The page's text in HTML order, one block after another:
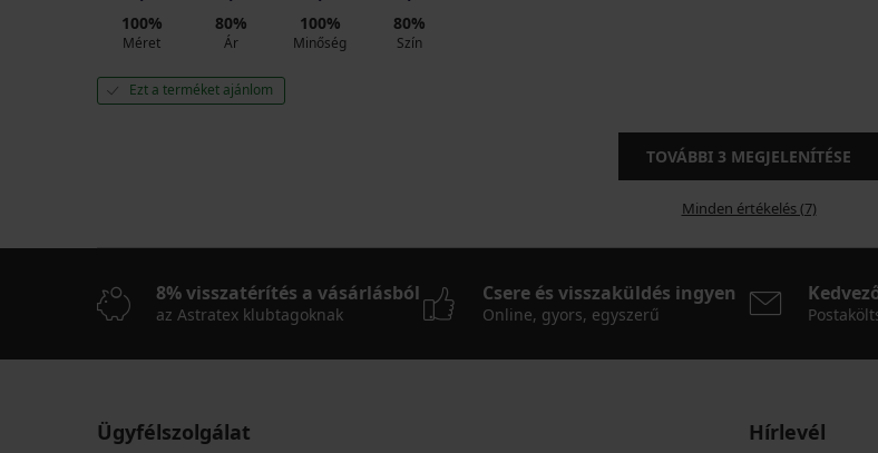
100%
Méret
80%
Ár
100%
Minőség
80%
Szín
Ezt a terméket ajánlom
TOVÁBBI 3 MEGJELENÍTÉSE
Minden értékelés (7)
8% visszatérítés a vásárlásból
az Astratex klubtagoknak
Csere és visszaküldés ingyen
Online, gyors, egyszerű
Ügyfélszolgálat Hírlevél